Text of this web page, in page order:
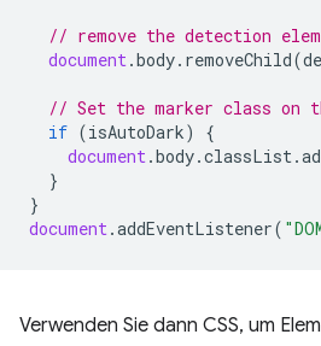
// remove the detection
document.body. removeChild(
// Set the marker class on
if (isAutoDark)
{
document.body.classList.
}
}
document.addEventListener(
Verwenden Sie dann CSS, um